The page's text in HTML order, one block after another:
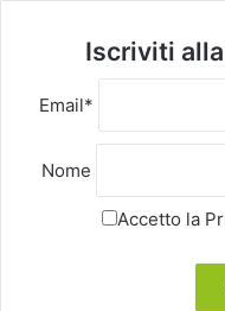
Iscriviti
Email*
Nome
Accetto la